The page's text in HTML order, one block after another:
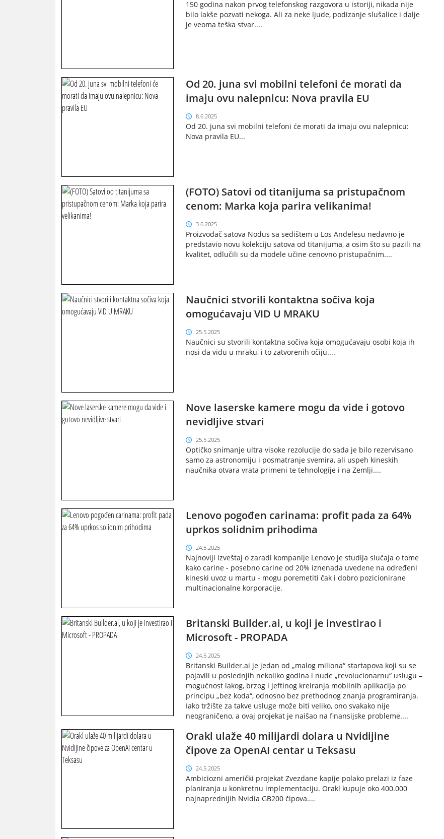
150 godina nakon prvog telefonskog razgovora u istoriji, nikada nije
bilo lakše pozvati nekoga. Ali za neke ljude, podizanje slušalice i dalje
je veoma teška stvar....
Od 20. juna svi mobilni telefoni će morati da
imaju ovu nalepnicu: Nova pravila EU
8.6.2025
Od 20. juna svi mobilni telefoni će morati da imaju ovu nalepnicu:
Nova pravila EU...
(FOTO) Satovi od titanijuma sa pristupačnom
cenom: Marka koja parira velikanima!
3.6.2025
Proizvođač satova Nodus sa sedištem u Los Anđelesu nedavno je
predstavio novu kolekciju satova od titanijuma, a osim što su pazili na
kvalitet, odlučili su da modele učine cenovno pristupačnim....
Naučnici stvorili kontaktna sočiva koja
omogućavaju VID U MRAKU
25.5.2025
Naučnici su stvorili kontaktna sočiva koja omogućavaju osobi koja ih
nosi da vidu u mraku, i to zatvorenih očiju....
Nove laserske kamere mogu da vide i gotovo
nevidljive stvari
25.5.2025
Optičko snimanje ultra visoke rezolucije do sada je bilo rezervisano
samo za astronomiju i posmatranje svemira, ali uspeh kineskih
naučnika otvara vrata primeni te tehnologije i na Zemlji....
Lenovo pogođen carinama: profit pada za 64%
uprkos solidnim prihodima
24.5.2025
Najnoviji izveštaj o zaradi kompanije Lenovo je studija slučaja o tome
kako carine - posebno carine od 20% iznenada uvedene na određeni
kineski uvoz u martu - mogu poremetiti čak i dobro pozicionirane
multinacionalne korporacije.
Britanski Builder.ai, u koji je investirao i
Microsoft - PROPADA
24.5.2025
Britanski Builder.ai je jedan od „malog miliona“ startapova koji su se
pojavili u poslednjih nekoliko godina i nude „revolucionarnu“ uslugu –
mogućnost lakog, brzog i jeftinog kreiranja mobilnih aplikacija po
principu „bez koda“, odnosno bez prethodnog znanja programiranja.
Iako tržište za takve usluge može biti veliko, ono svakako nije
neograničeno, a ovaj projekat je naišao na finansijske probleme....
Orakl ulaže 40 milijardi dolara u Nvidijine
čipove za OpenAI centar u Teksasu
24.5.2025
Ambiciozni američki projekat Zvezdane kapije polako prelazi iz faze
planiranja u konkretnu implementaciju. Orakl kupuje oko 400.000
najnaprednijih Nvidia GB200 čipova....